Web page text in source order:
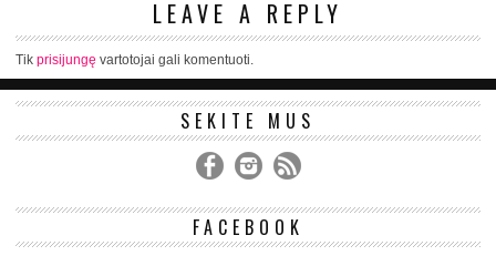
LEAVE A REPLY
Tik prisijungę vartotojai gali komentuoti.
SEKITE MUS
FACEBOOK